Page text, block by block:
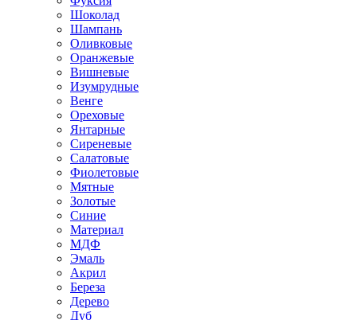
Шоколад
Шампань
Оливковые
Оранжевые
Вишневые
Изумрудные
Венге
Ореховые
Янтарные
Сиреневые
Салатовые
Фиолетовые
Мятные
Золотые
Синие
Материал
МДФ
Эмаль
Акрил
Береза
Дерево
Дуб